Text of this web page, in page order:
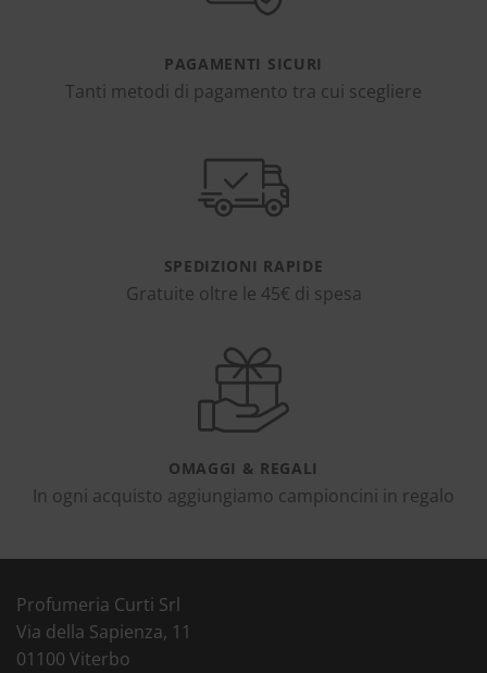
PAGAMENTI SICURI
Tanti metodi di pagamento tra cui scegliere
SPEDIZIONI RAPIDE
Gratuite oltre le 45€ di spesa
OMAGGI & REGALI
In ogni acquisto aggiungiamo campioncini in regalo
Profumeria Curti Srl
Via della Sapienza, 11
01100 Viterbo